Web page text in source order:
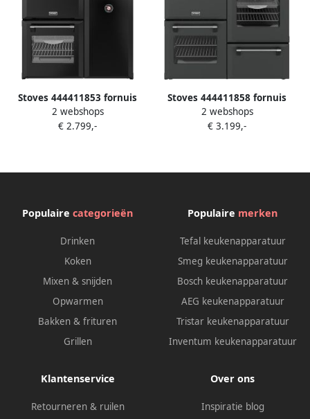
Stoves 444411853 fornuis
Range-fornuis Electrisch
Inductiekookplaat zones
2 webshops
€ 2.799,-
Stoves 444411858 fornuis
Range-fornuis Electrisch
Inductiekookplaat zones
2 webshops
€ 3.199,-
Populaire categorieën
Drinken
Koken
Mixen & snijden
Opwarmen
Bakken & frituren
Grillen
Populaire merken
Tefal keukenapparatuur
Smeg keukenapparatuur
Bosch keukenapparatuur
AEG keukenapparatuur
Tristar keukenapparatuur
Inventum keukenapparatuur
Klantenservice
Retourneren & ruilen
Over ons
Inspiratie blog